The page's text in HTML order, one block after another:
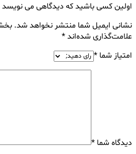
اولین کسی باشید که دیدگاهی می
نشانی ایمیل شما منتشر نخواهد شد.
علامت‌گذاری شده‌اند*
امتیاز شما *
دیدگاه شما *